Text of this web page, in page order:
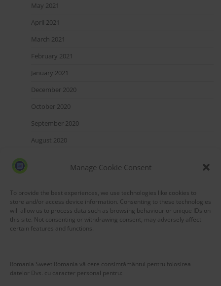
Manage Cookie Consent
To provide the best experiences, we use technologies like cookies to
store and/or access device information. Consenting to these technologies
will allow us to process data such as browsing behaviour or unique IDs on
this site. Not consenting or withdrawing consent, may adversely affect
certain features and functions.
Romania Sweet Romania vă cere consimțământul pentru folosirea
datelor Dvs. cu caracter personal pentru:
May 2021
April 2021
March 2021
February 2021
January 2021
December 2020
October 2020
September 2020
August 2020
March 2020
Blog Stats
53,171 hits